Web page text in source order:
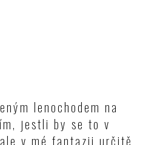
lenochodem na
jestli by se to v
v mé fantazii určitě